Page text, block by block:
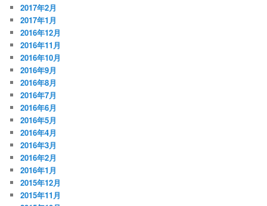
2017年2月
2017年1月
2016年12月
2016年11月
2016年10月
2016年9月
2016年8月
2016年7月
2016年6月
2016年5月
2016年4月
2016年3月
2016年2月
2016年1月
2015年12月
2015年11月